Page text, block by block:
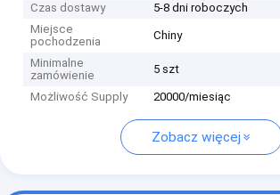
Czas dostawy
5-8 dni roboczych
Miejsce
pochodzenia
Chiny
Minimalne
zamówienie
5 szt
Możliwość Supply 20000/miesiąc
Zobacz więcej